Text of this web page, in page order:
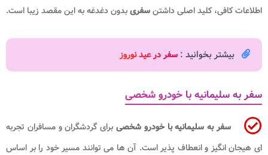
اطلاعات کافی، کلید اصلی داشتنسفریبدون دغدغه به این مقصد زیبا است.
بیشتر بخوانید : سفر در عید نوروز
سفر به سلیمانیه با خودرو شخصی
سفر به سلیمانیه با خودرو شخصی برای گردشگران و مسافران تجربه
ای هیجان انگیز و انعطاف پذیر است. آن ها می توانند مسیر خود را بر اساس